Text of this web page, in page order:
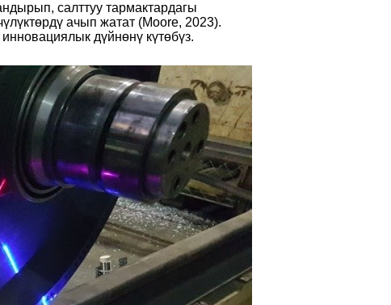
салттуу тармактардагы
ачып жатат (Moore, 2023).
дүйнөнү күтөбүз.